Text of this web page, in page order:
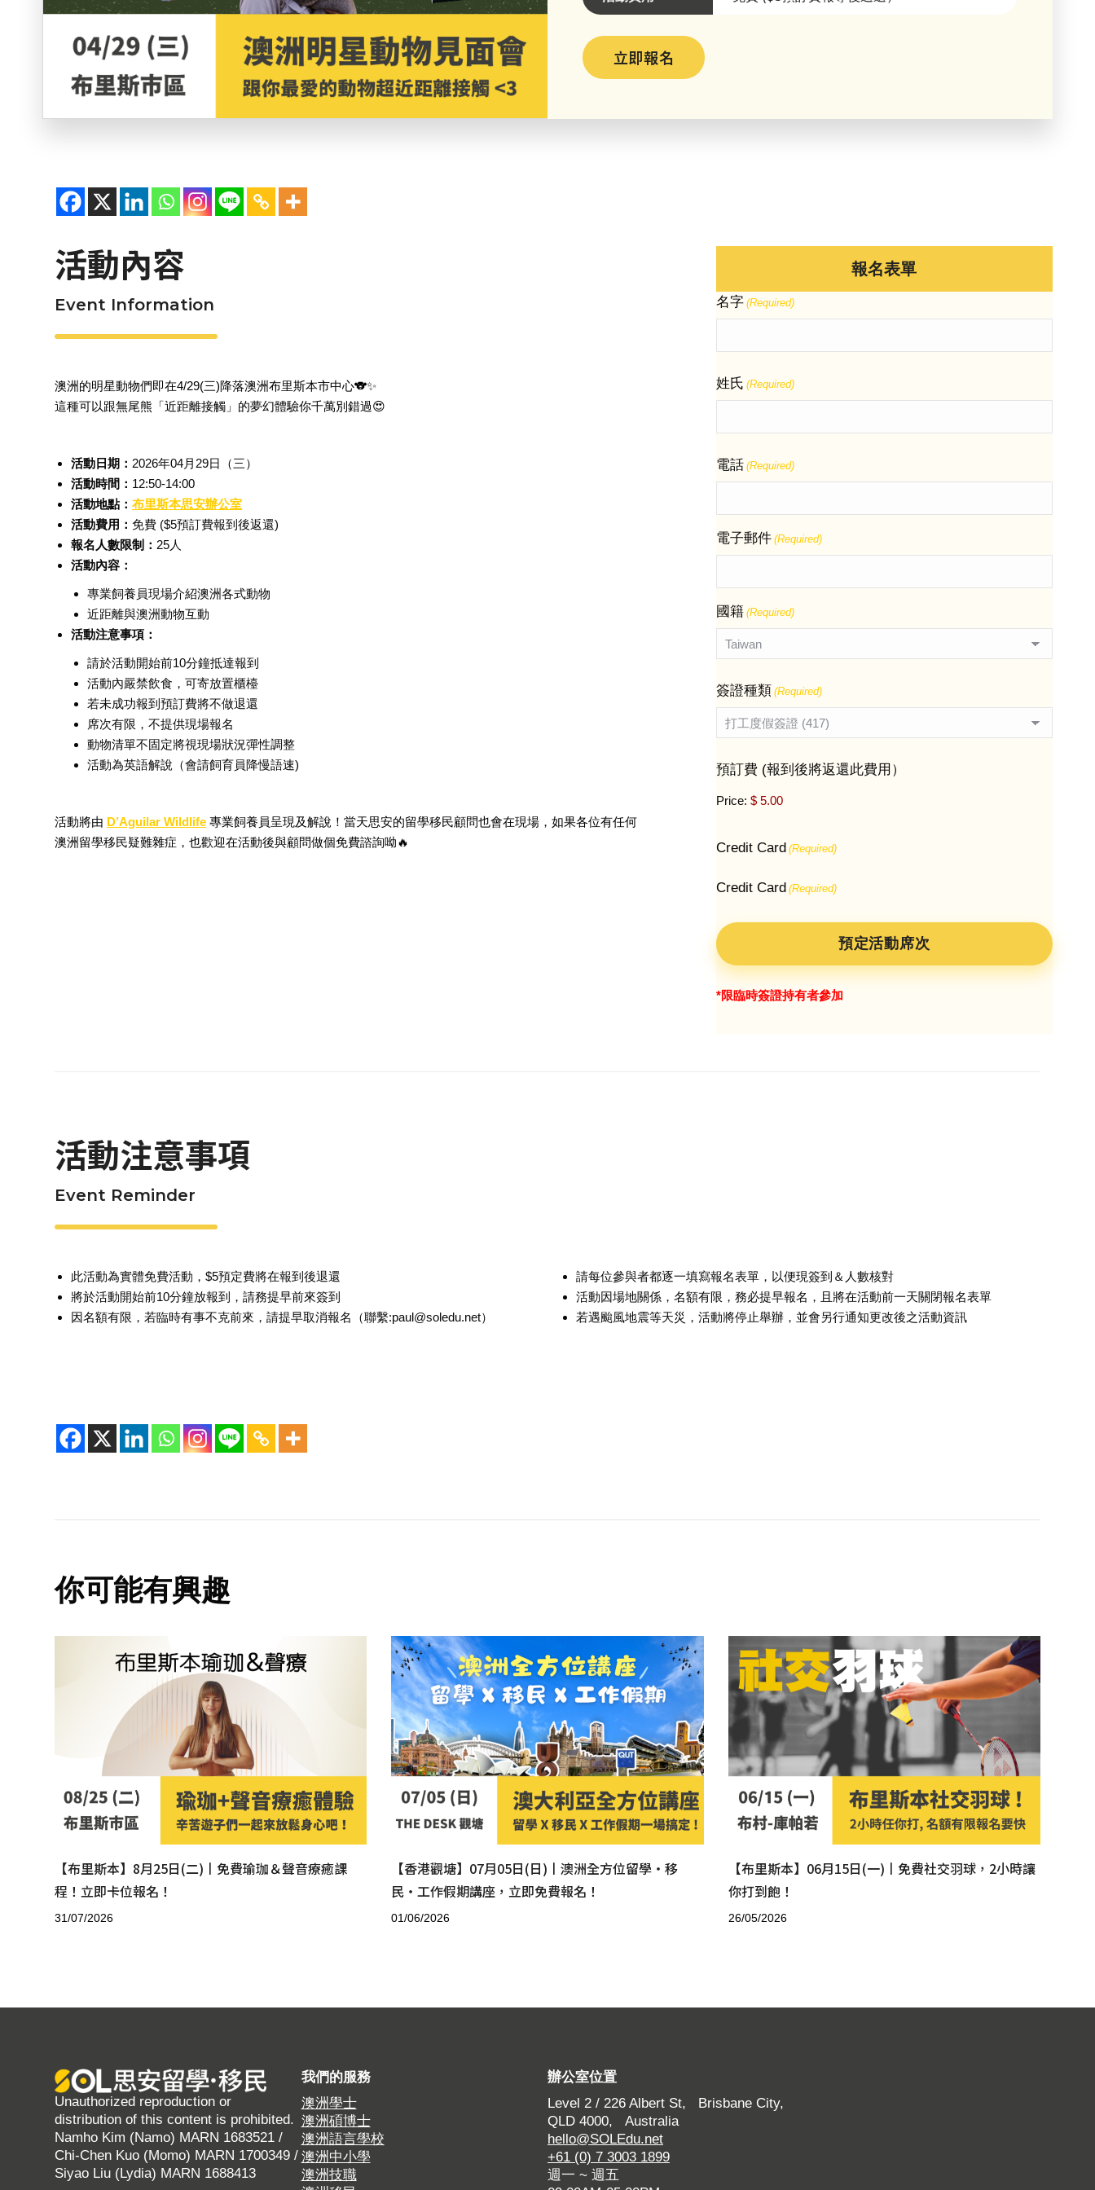
立即報名
活動內容
Event Information
澳洲的明星動物們即在4/29(三)降落澳洲布里斯本市中心🐨✨
這種可以跟無尾熊「近距離接觸」的夢幻體驗你千萬別錯過😍
活動日期： 2026年04月29日（三）
活動時間： 12:50-14:00
活動地點： 布里斯本思安辦公室
活動費用： 免費 ($5預訂費報到後返還)
報名人數限制： 25人
活動內容：
專業飼養員現場介紹澳洲各式動物
近距離與澳洲動物互動
活動注意事項：
請於活動開始前10分鐘抵達報到
活動內嚴禁飲食，可寄放置櫃檯
若未成功報到預訂費將不做退還
席次有限，不提供現場報名
動物清單不固定將視現場狀況彈性調整
活動為英語解說（會請飼育員降慢語速)
活動將由 D’Aguilar Wildlife 專業飼養員呈現及解說！當天思安的留學移民顧問也會在現場，如果各位有任何
澳洲留學移民疑難雜症，也歡迎在活動後與顧問做個免費諮詢呦🔥
報名表單
名字 (Required)
姓氏 (Required)
電話 (Required)
電子郵件 (Required)
國籍 (Required)
簽證種類 (Required)
預訂費 (報到後將返還此費用）
Price:
Credit Card (Required)
Credit Card (Required)
*限臨時簽證持有者參加
活動注意事項
Event Reminder
此活動為實體免費活動，$5預定費將在報到後退還
將於活動開始前10分鐘放報到，請務提早前來簽到
因名額有限，若臨時有事不克前來，請提早取消報名（聯繫:paul@soledu.net）
請每位參與者都逐一填寫報名表單，以便現簽到＆人數核對
活動因場地關係，名額有限，務必提早報名，且將在活動前一天關閉報名表單
若遇颱風地震等天災，活動將停止舉辦，並會另行通知更改後之活動資訊
你可能有興趣
【布里斯本】8月25日(二)丨免費瑜珈＆聲音療癒課
程！立即卡位報名！
31/07/2026
【香港觀塘】07月05日(日)丨澳洲全方位留學・移
民・工作假期講座，立即免費報名！
01/06/2026
【布里斯本】06月15日(一)丨免費社交羽球，2小時讓
你打到飽！
26/05/2026
Unauthorized reproduction or
distribution of this content is prohibited.
Namho Kim (Namo) MARN 1683521 /
Chi-Chen Kuo (Momo) MARN 1700349 /
Siyao Liu (Lydia) MARN 1688413
我們的服務
澳洲學士
澳洲碩博士
澳洲語言學校
澳洲中小學
澳洲技職
辦公室位置
Level 2 / 226 Albert St, Brisbane City,
QLD 4000, Australia
hello@SOLEdu.net
+61 (0) 7 3003 1899
週一 ~ 週五